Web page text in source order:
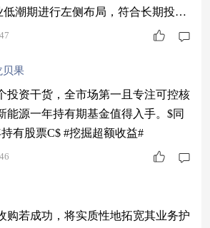
低潮期进行左侧布局，符合长期投资
争优势混合C$ #新年观察局：2026
贝果
投资干货，全市场第一且专注可控核
能源一年持有期基金值得入手。$同
有股票C$ #挖掘超额收益#
购若成功，将实质性地拓宽其业务护